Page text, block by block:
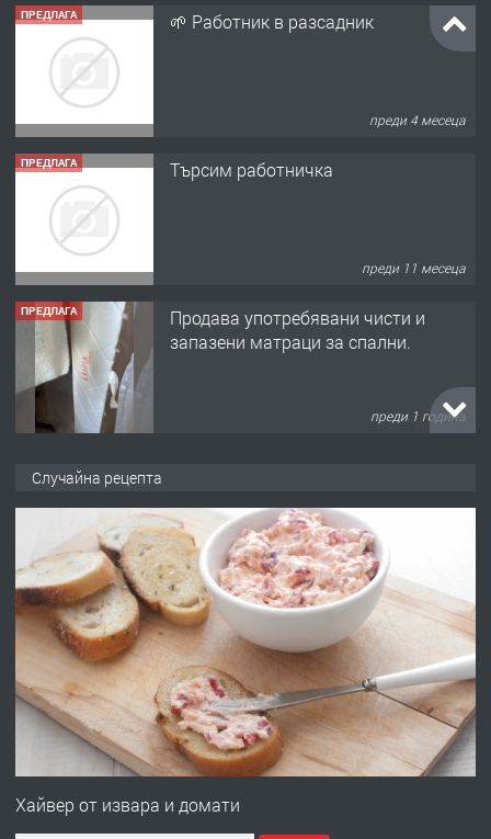
ПРЕДЛАГА 🌱 Работник в разсадник
преди 4 месеца
ПРЕДЛАГА Търсим работничка
преди 11 месеца
ПРЕДЛАГА
Продава употребявани чисти и
запазени матраци за спални.
преди 1 година
преди 1 година
ПРЕДЛАГА
Първи поход "По стъпките на Ангел
Войвода"
преди 1 година
Монтажник на малки детайли за
Случайна рецепта
Хайвер от извара и домати